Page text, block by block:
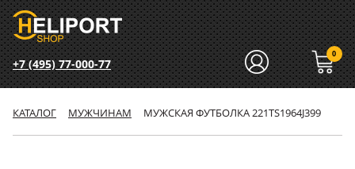
+7 (495) 77-000-77
0
КАТАЛОГ МУЖЧИНАМ МУЖСКАЯ ФУТБОЛКА 221TS1964J399